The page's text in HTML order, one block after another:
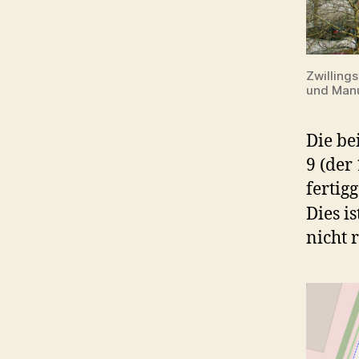
und
Die
9 (der
Dies
nicht